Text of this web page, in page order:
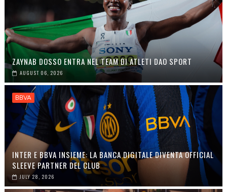
ZAYNAB DOSSO ENTRA NEL TEAM DI ATLETI DAO SPORT
AUGUST 06, 2026
BBVA
INTER E BBVA INSIEME: LA BANCA DIGITALE DIVENTA OFFICIAL
SLEEVE PARTNER DEL CLUB
JULY 28, 2026